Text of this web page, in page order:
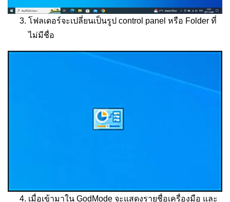
โฟลเดอร์จะเปลี่ยนเป็นรูป control panel หรือ Folder ที่
ไม่มีชื่อ
เมื่อเข้ามาใน GodMode จะแสดงรายชื่อเครื่องมือ และ